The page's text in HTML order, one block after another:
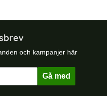
och kampanjer här
Gå med